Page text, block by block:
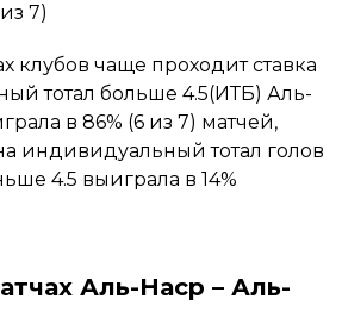
7)
клубов чаще проходит ставка
тотал больше 4.5(ИТБ) Аль-
в 86% (6 из 7) матчей,
индивидуальный тотал голов
4.5 выиграла в 14%
Аль-Наср – Аль-